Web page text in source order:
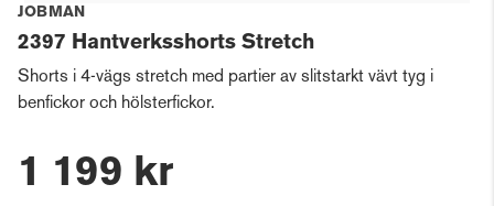
JOBMAN
2397 Hantverksshorts Stretch
Shorts i 4-vägs stretch med partier av slitstarkt vävt tyg i
benfickor och hölsterfickor.
1 199 kr